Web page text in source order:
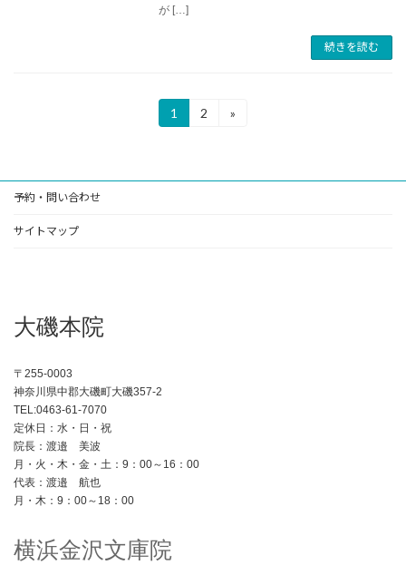
が […]
続きを読む
の
ペ
ー
り
固
定
ジ
1
固
ジ
2 »
予約・問い合わせ
サイトマップ
大磯本院
〒255-0003
神奈川県中郡大磯町大磯357-2
TEL:0463-61-7070
定休日：水・日・祝
院長：渡邉 美波
月・火・木・金・土：9：00～16：00
代表：渡邉 航也
月・木：9：00～18：00
横浜金沢文庫院